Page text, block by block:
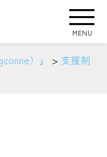
MENU
）』 > 支援制